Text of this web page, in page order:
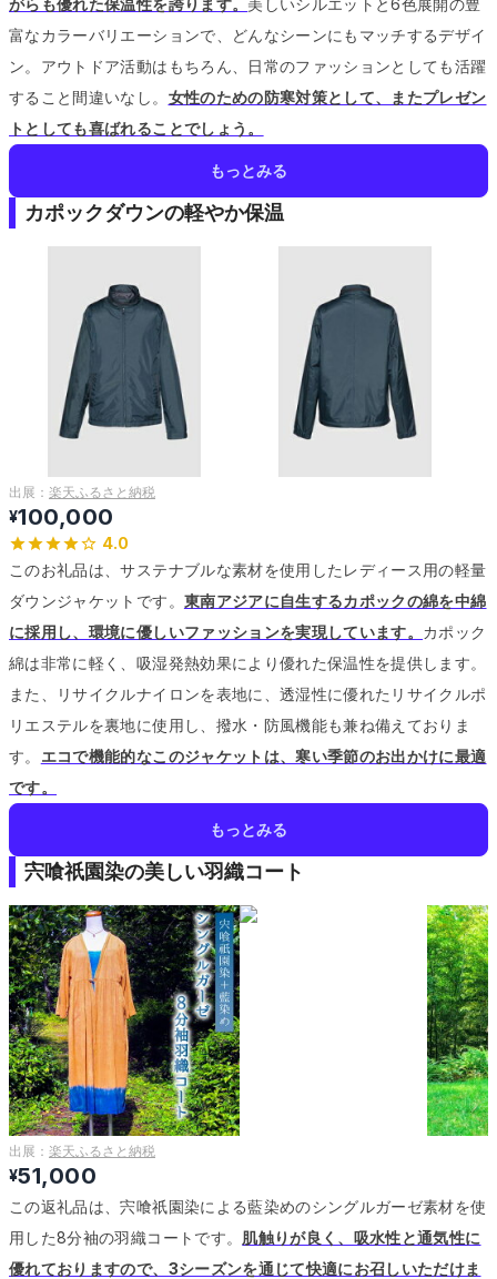
がらも優れた保温性を誇ります。 美しいシルエットと6色展開の豊
富なカラーバリエーションで、どんなシーンにもマッチするデザイ
ン。 アウトドア活動はもちろん、日常のファッションとしても活躍
すること間違いなし。 女性のための防寒対策として、またプレゼン
トとしても喜ばれることでしょう。
もっとみる
カポックダウンの軽やか保温
出展： 楽天ふるさと納税
¥100,000
4.0
このお礼品は、サステナブルな素材を使用したレディース用の軽量
ダウンジャケットです。 東南アジアに自生するカポックの綿を中綿
に採用し、環境に優しいファッションを実現しています。 カポック
綿は非常に軽く、吸湿発熱効果により優れた保温性を提供します。
また、リサイクルナイロンを表地に、透湿性に優れたリサイクルポ
リエステルを裏地に使用し、撥水・防風機能も兼ね備えておりま
す。 エコで機能的なこのジャケットは、寒い季節のお出かけに最適
です。
もっとみる
宍喰祇園染の美しい羽織コート
出展： 楽天ふるさと納税
¥51,000
この返礼品は、宍喰祇園染による藍染めのシングルガーゼ素材を使
用した8分袖の羽織コートです。 肌触りが良く、吸水性と通気性に
優れておりますので、3シーズンを通じて快適にお召しいただけま